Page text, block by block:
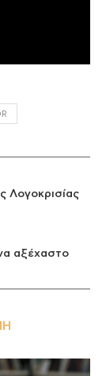
Λογοκρισίας
αξέχαστο